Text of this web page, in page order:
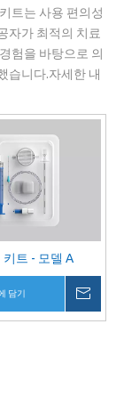
트는 사용 편의성
자가 최적의 치료
험을 바탕으로 의
습니다.자세한 내
키트 - 모델 A
담기